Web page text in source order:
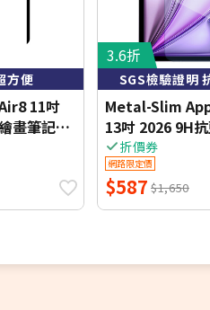
方便
11吋
畫筆記專
3.6折
SGS檢驗證明
Metal-Slim
13吋 2026 9H
貼折價券
網路限定價
$587 $1,650